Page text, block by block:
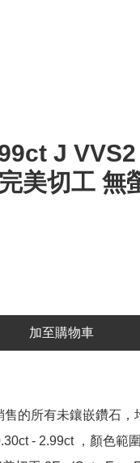
J
美切工 無
加至購物車
的所有未鑲嵌鑽石，
- 2.99ct ，顏色範